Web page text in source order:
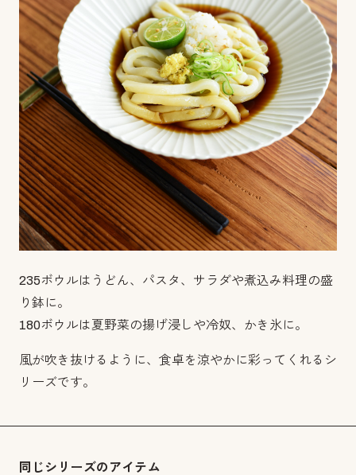
235ボウルはうどん、パスタ、サラダや煮込み料理の盛
り鉢に。
180ボウルは夏野菜の揚げ浸しや冷奴、かき氷に。
風が吹き抜けるように、食卓を涼やかに彩ってくれるシ
リーズです。
同じシリーズのアイテム